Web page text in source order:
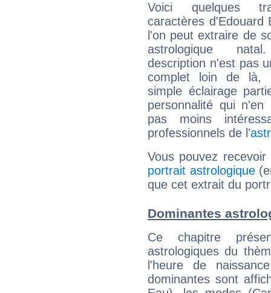
Voici quelques
caractères d'Edouard
l'on peut extraire de
astrologique
description n'est pas
complet loin de là,
simple éclairage
personnalité qui n'en
pas moins
professionnels de l'
Vous pouvez
portrait astrologique
que cet extrait du
Dominantes
Ce chapitre
astrologiques du
l'heure de
dominantes sont